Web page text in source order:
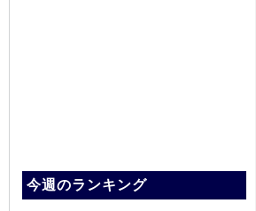
今週のランキング